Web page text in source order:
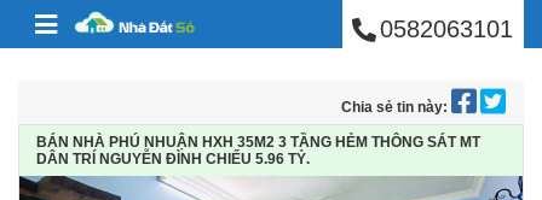
Skip to content BÁN NHÀ PHÚ0582063101
Chia sẻ tin này:
BÁN NHÀ PHÚ NHUẬN HXH 35M2 3 TẦNG HẺM THÔNG SÁT MT
DÂN TRÍ NGUYỄN ĐÌNH CHIỂU 5.96 TỶ.